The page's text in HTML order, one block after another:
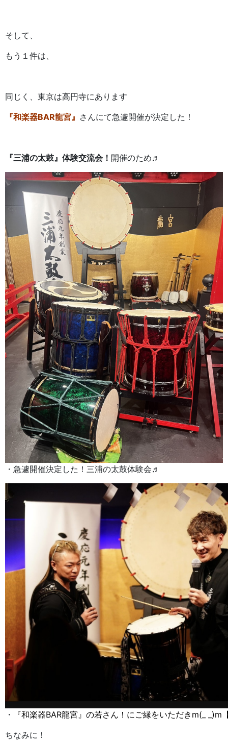
そして、
もう１件は、
同じく、東京は高円寺にあります
『和楽器BAR龍宮』 さんにて急遽開催が決定した！
『三浦の太鼓』体験交流会！ 開催のため♬
・急遽開催決定した！三浦の太鼓体験会♬
・
『和楽器BAR龍宮』の若さん！にご縁をいただきm(_ _)m
ちなみに！